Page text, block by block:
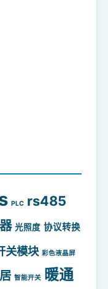
PLC rs485
光照度 协议转换
关模块 彩色液晶屏
智能开关 暖通